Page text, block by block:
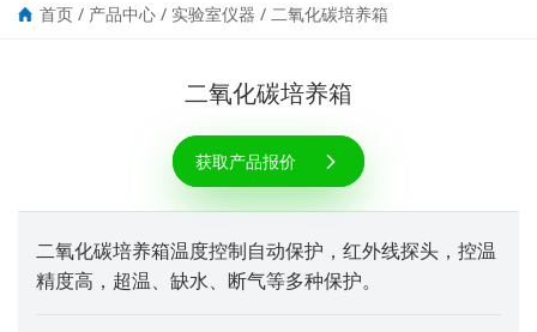
首页 / 产品中心 / 实验室仪器 / 二氧化碳培养箱
二氧化碳培养箱
获取产品报价
二氧化碳培养箱温度控制自动保护，红外线探头，控温
精度高，超温、缺水、断气等多种保护。